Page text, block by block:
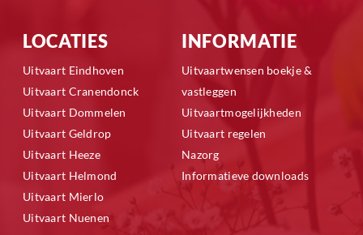
LOCATIES
Uitvaart Eindhoven
Uitvaart Cranendonck
Uitvaart Dommelen
Uitvaart Geldrop
Uitvaart Heeze
Uitvaart Helmond
Uitvaart Mierlo
Uitvaart Nuenen
INFORMATIE
Uitvaartwensen boekje &
vastleggen
Uitvaartmogelijkheden
Uitvaart regelen
Nazorg
Informatieve downloads